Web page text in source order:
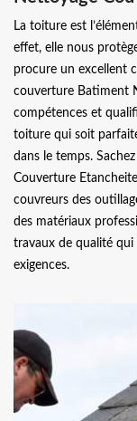
La toiture est
effet, elle nous
procure un excellent
couverture Batiment
compétences et
toiture qui soit
dans le temps.
Couverture
couvreurs des
des matériaux
travaux de qualité
exigences.